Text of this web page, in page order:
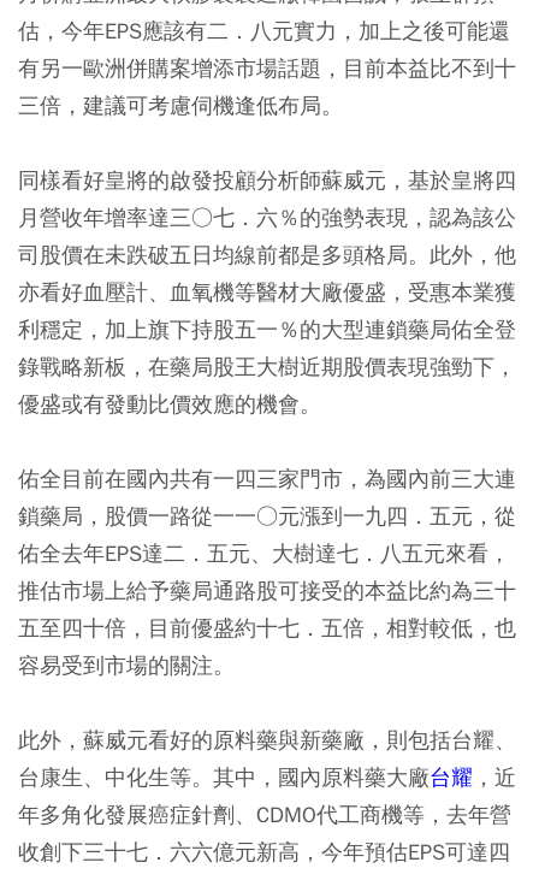
估，今年EPS應該有二．八元實力，加上之後可能還
有另一歐洲併購案增添市場話題，目前本益比不到十
三倍，建議可考慮伺機逢低布局。
同樣看好皇將的啟發投顧分析師蘇威元，基於皇將四
月營收年增率達三○七．六％的強勢表現，認為該公
司股價在未跌破五日均線前都是多頭格局。此外，他
亦看好血壓計、血氧機等醫材大廠優盛，受惠本業獲
利穩定，加上旗下持股五一％的大型連鎖藥局佑全登
錄戰略新板，在藥局股王大樹近期股價表現強勁下，
優盛或有發動比價效應的機會。
佑全目前在國內共有一四三家門市，為國內前三大連
鎖藥局，股價一路從一一○元漲到一九四．五元，從
佑全去年EPS達二．五元、大樹達七．八五元來看，
推估市場上給予藥局通路股可接受的本益比約為三十
五至四十倍，目前優盛約十七．五倍，相對較低，也
容易受到市場的關注。
此外，蘇威元看好的原料藥與新藥廠，則包括台耀、
台康生、中化生等。其中，國內原料藥大廠台耀 ，近
年多角化發展癌症針劑、CDMO代工商機等，去年營
收創下三十七．六六億元新高，今年預估EPS可達四